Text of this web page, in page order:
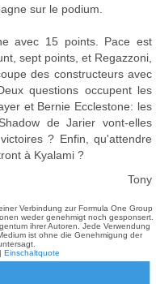
sur le podium.
avec 15 points. Pace est
sept points, et Regazzoni,
des constructeurs avec
questions occupent les
et Bernie Ecclestone: les
de Jarier vont-elles
? Enfin, qu'attendre
à Kyalami ?
Tony
Verbindung zur Formula One Group
weder genehmigt noch gesponsert.
ihrer Autoren. Jede Verwendung
ist ohne die Genehmigung der
| Einschaltquote